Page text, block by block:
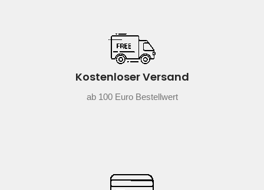
Kostenloser Versand
ab 100 Euro Bestellwert